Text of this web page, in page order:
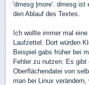
'dmesg |more'. dmesg ist
den Ablauf des Textes.
Ich wollte immer mal
Laufzettel. Dort würden
Beispiel gabs früher bei
Fehler zu nutzen. Es
Oberflächendatei von
man bei Linux